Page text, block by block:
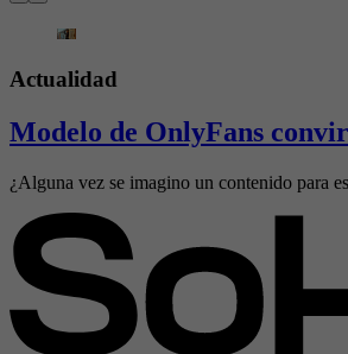
Actualidad
Modelo de OnlyFans
¿Alguna vez se imagino un contenido para